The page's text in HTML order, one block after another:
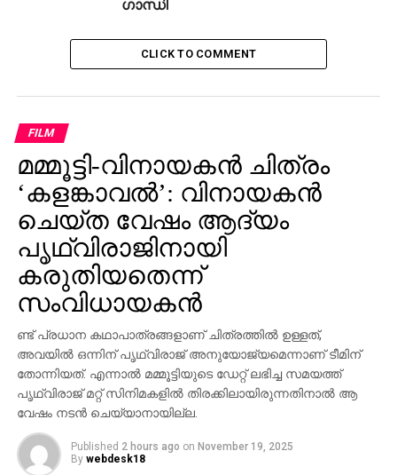
CLICK TO COMMENT
FILM
മമ്മൂട്ടി-വിനായകന്‍ ചിത്രം
‘കളങ്കാവല്‍’: വിനായകന്‍
ചെയ്ത വേഷം ആദ്യം
പൃഥ്വിരാജിനായി
കരുതിയതെന്ന്
സംവിധായകന്‍
ണ്ട് പ്രധാന കഥാപാത്രങ്ങളാണ് ചിത്രത്തില്‍ ഉള്ളത്,
അവയില്‍ ഒന്നിന് പൃഥ്വിരാജ് അനുയോജ്യമെന്നാണ് ടീമിന്
തോന്നിയത്. എന്നാല്‍ മമ്മൂട്ടിയുടെ ഡേറ്റ് ലഭിച്ച സമയത്ത്
പൃഥ്വിരാജ് മറ്റ് സിനിമകളില്‍ തിരക്കിലായിരുന്നതിനാല്‍ ആ
വേഷം നടന്‍ ചെയ്യാനായില്ല.
Published 2 hours ago on November 19, 2025
By webdesk18